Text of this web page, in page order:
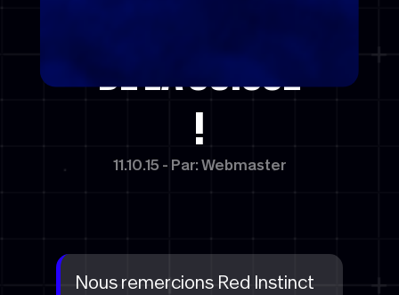
DE LA SUISSE
!
11.10.15 - Par: Webmaster
Nous remercions Red Instinct